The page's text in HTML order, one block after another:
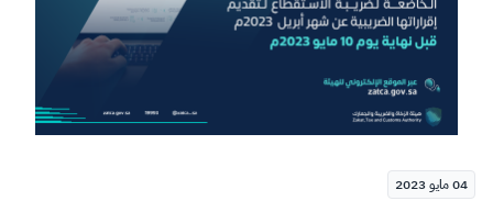
04 مايو 2023